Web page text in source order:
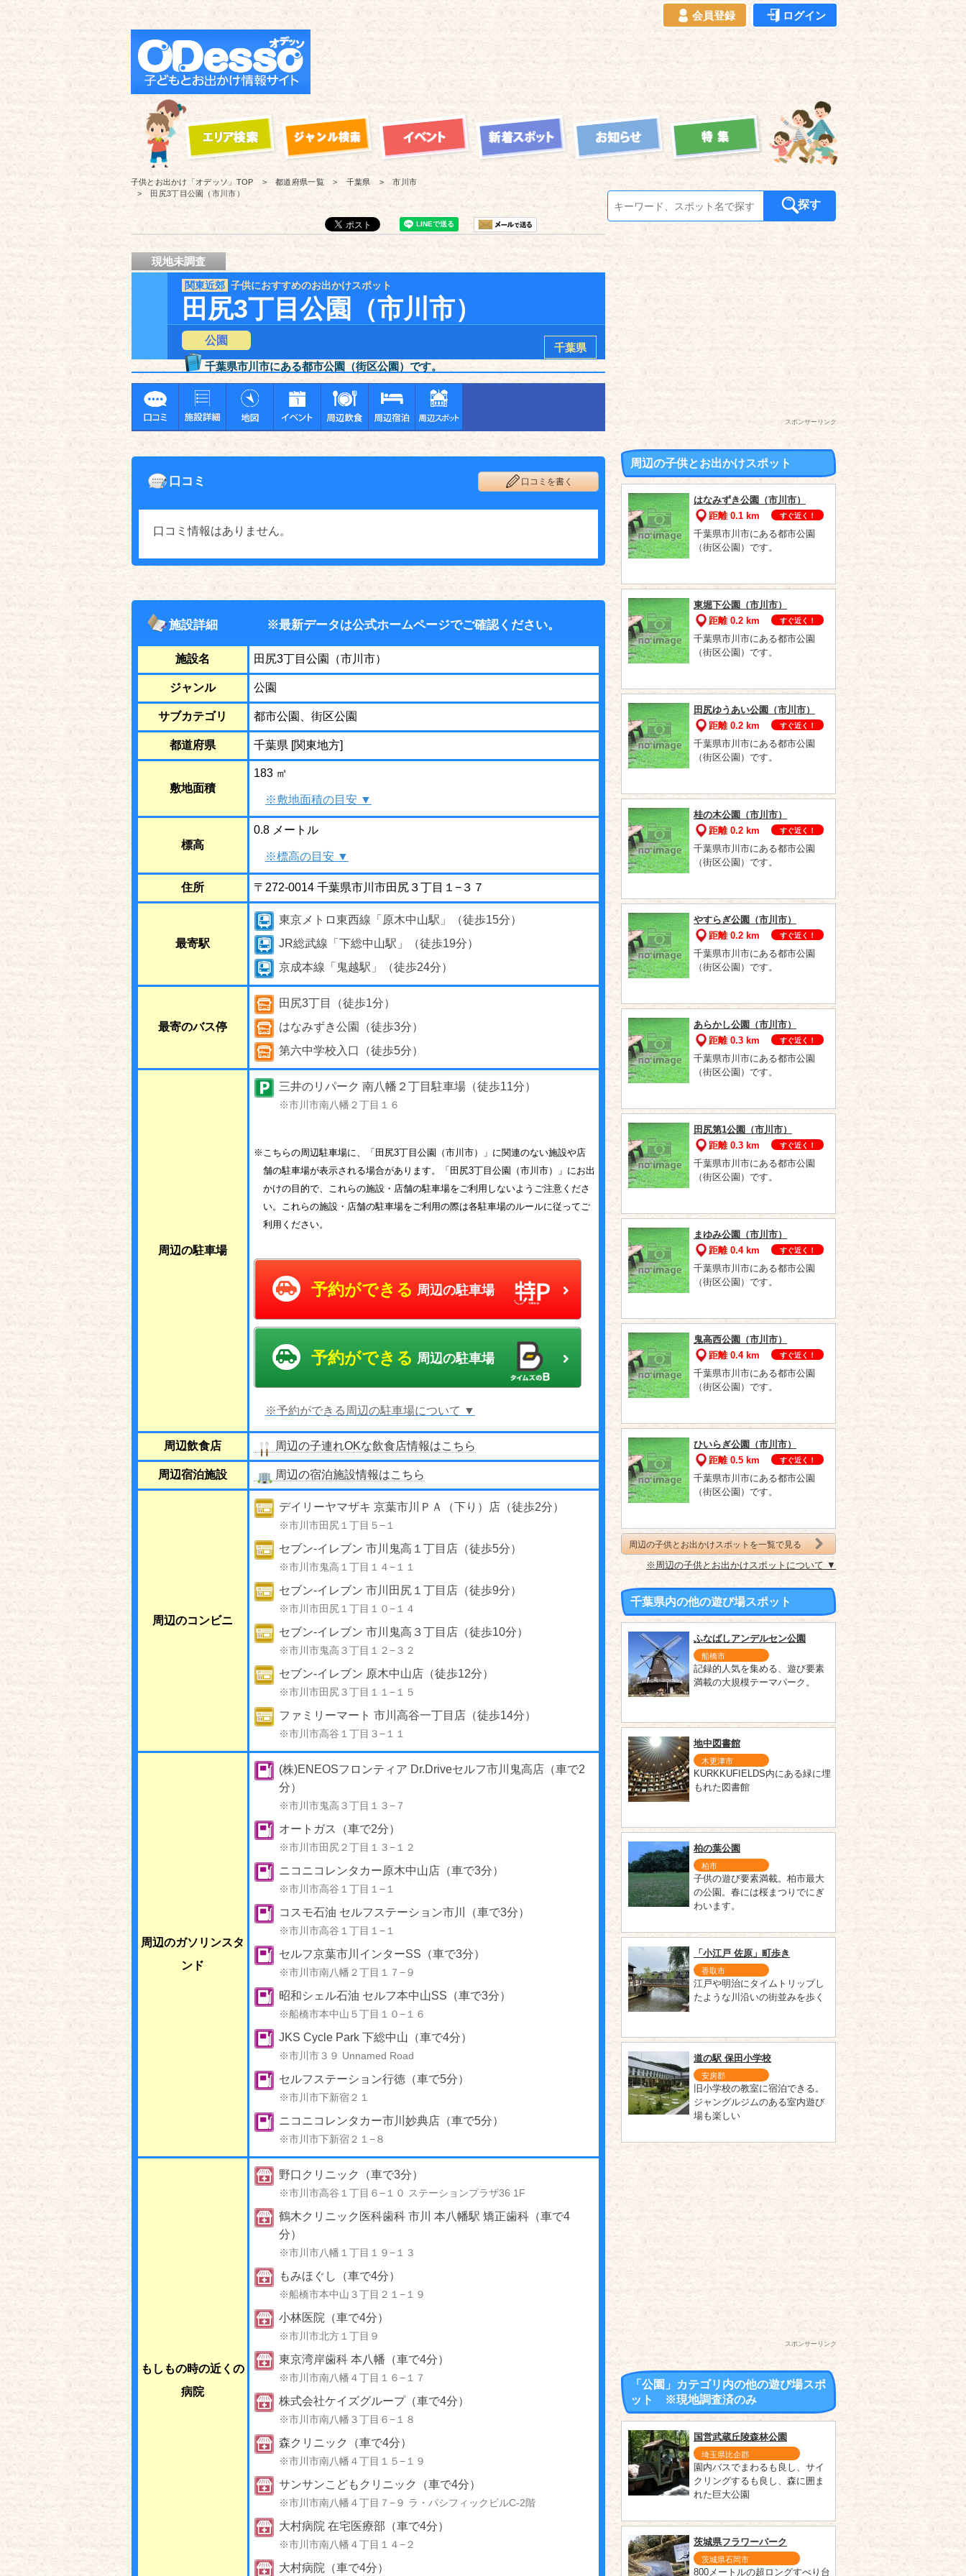
会員登録 ログイン
子供とお出かけ「オデッソ」 TOP 都道府県一覧 千葉県
市川市
田尻3丁目公園（市川市）
探す
現地未調査
関東近郊 子供におすすめのお出かけスポット
田尻3丁目公園（市川市）
公園
千葉県
千葉県市川市にある都市公園（街区公園）です。
口コミ 口コミを書く
口コミ情報はありません。
施設詳細 ※最新データは公式ホームページでご確認ください。
施設名 田尻3丁目公園（市川市）
ジャンル 公園
サブカテゴリ 都市公園、街区公園
都道府県 千葉県 [関東地方]
敷地面積
183 ㎡
※敷地面積の目安 ▼
標高
0.8 メートル
※標高の目安 ▼
住所 〒272-0014 千葉県市川市田尻３丁目１−３７
最寄駅
東京メトロ東西線「原木中山駅」（徒歩15分）
JR総武線「下総中山駅」（徒歩19分）
京成本線「鬼越駅」（徒歩24分）
最寄のバス停
田尻3丁目（徒歩1分）
はなみずき公園（徒歩3分）
第六中学校入口（徒歩5分）
周辺の駐車場
三井のリパーク 南八幡２丁目駐車場（徒歩11分）
※市川市南八幡２丁目１６
※こちらの周辺駐車場に、「田尻3丁目公園（市川市）」に関連のない施設や店
舗の駐車場が表示される場合があります。「田尻3丁目公園（市川市）」にお出
かけの目的で、これらの施設・店舗の駐車場をご利用しないようご注意くださ
い。これらの施設・店舗の駐車場をご利用の際は各駐車場のルールに従ってご
利用ください。
予約ができる 周辺の駐車場
予約ができる 周辺の駐車場
※予約ができる周辺の駐車場について ▼
周辺飲食店 周辺の子連れOKな飲食店情報はこちら
周辺宿泊施設 周辺の宿泊施設情報はこちら
周辺のコンビニ
デイリーヤマザキ 京葉市川ＰＡ（下り）店（徒歩2分）
※市川市田尻１丁目５−１
セブン-イレブン 市川鬼高１丁目店（徒歩5分）
※市川市鬼高１丁目１４−１１
セブン-イレブン 市川田尻１丁目店（徒歩9分）
※市川市田尻１丁目１０−１４
セブン-イレブン 市川鬼高３丁目店（徒歩10分）
※市川市鬼高３丁目１２−３２
セブン-イレブン 原木中山店（徒歩12分）
※市川市田尻３丁目１１−１５
ファミリーマート 市川高谷一丁目店（徒歩14分）
※市川市高谷１丁目３−１１
周辺のガソリンスタ
ンド
(株)ENEOSフロンティア Dr.Driveセルフ市川鬼高店（車で2
分）
※市川市鬼高３丁目１３−７
オートガス（車で2分）
※市川市田尻２丁目１３−１２
ニコニコレンタカー原木中山店（車で3分）
※市川市高谷１丁目１−１
コスモ石油 セルフステーション市川（車で3分）
※市川市高谷１丁目１−１
セルフ京葉市川インターSS（車で3分）
※市川市南八幡２丁目１７−９
昭和シェル石油 セルフ本中山SS（車で3分）
※船橋市本中山５丁目１０−１６
JKS Cycle Park 下総中山（車で4分）
※市川市３９ Unnamed Road
セルフステーション行徳（車で5分）
※市川市下新宿２１
ニコニコレンタカー市川妙典店（車で5分）
※市川市下新宿２１−８
もしもの時の近くの
病院
野口クリニック（車で3分）
※市川市高谷１丁目６−１０ ステーションプラザ36 1F
鶴木クリニック医科歯科 市川 本八幡駅 矯正歯科（車で4
分）
※市川市八幡１丁目１９−１３
もみほぐし（車で4分）
※船橋市本中山３丁目２１−１９
小林医院（車で4分）
※市川市北方１丁目９
東京湾岸歯科 本八幡（車で4分）
※市川市南八幡４丁目１６−１７
株式会社ケイズグループ（車で4分）
※市川市南八幡３丁目６−１８
森クリニック（車で4分）
※市川市南八幡４丁目１５−１９
サンサンこどもクリニック（車で4分）
※市川市南八幡４丁目７−９ ラ・パシフィックビルC-2階
大村病院 在宅医療部（車で4分）
※市川市南八幡４丁目１４−２
大村病院（車で4分）
スポンサーリンク
周辺の子供とお出かけスポット
はなみずき公園（市川市）
距離 0.1 km
すぐ近く！
千葉県市川市にある都市公園
（街区公園）です。
東堀下公園（市川市）
距離 0.2 km
すぐ近く！
千葉県市川市にある都市公園
（街区公園）です。
田尻ゆうあい公園（市川市）
距離 0.2 km
すぐ近く！
千葉県市川市にある都市公園
（街区公園）です。
桂の木公園（市川市）
距離 0.2 km
すぐ近く！
千葉県市川市にある都市公園
（街区公園）です。
やすらぎ公園（市川市）
距離 0.2 km
すぐ近く！
千葉県市川市にある都市公園
（街区公園）です。
あらかし公園（市川市）
距離 0.3 km
すぐ近く！
千葉県市川市にある都市公園
（街区公園）です。
田尻第1公園（市川市）
距離 0.3 km
すぐ近く！
千葉県市川市にある都市公園
（街区公園）です。
まゆみ公園（市川市）
距離 0.4 km
すぐ近く！
千葉県市川市にある都市公園
（街区公園）です。
鬼高西公園（市川市）
距離 0.4 km
すぐ近く！
千葉県市川市にある都市公園
（街区公園）です。
ひいらぎ公園（市川市）
距離 0.5 km
すぐ近く！
千葉県市川市にある都市公園
（街区公園）です。
周辺の子供とお出かけスポットを一覧で見る
※周辺の子供とお出かけスポットについて ▼
千葉県内の他の遊び場スポット
ふなばしアンデルセン公園
船橋市
記録的人気を集める、遊び要素
満載の大規模テーマパーク。
地中図書館
木更津市
KURKKUFIELDS内にある緑に埋
もれた図書館
柏の葉公園
柏市
子供の遊び要素満載。柏市最大
の公園。春には桜まつりでにぎ
わいます。
「小江戸 佐原」町歩き
香取市
江戸や明治にタイムトリップし
たような川沿いの街並みを歩く
道の駅 保田小学校
安房郡
旧小学校の教室に宿泊できる。
ジャングルジムのある室内遊び
場も楽しい
スポンサーリンク
「公園」カテゴリ内の他の遊び場スポ
ット ※現地調査済のみ
国営武蔵丘陵森林公園
埼玉県比企郡
園内バスでまわるも良し、サイ
クリングするも良し、森に囲ま
れた巨大公園
茨城県フラワーパーク
茨城県石岡市
800メートルの超ロングすべり台